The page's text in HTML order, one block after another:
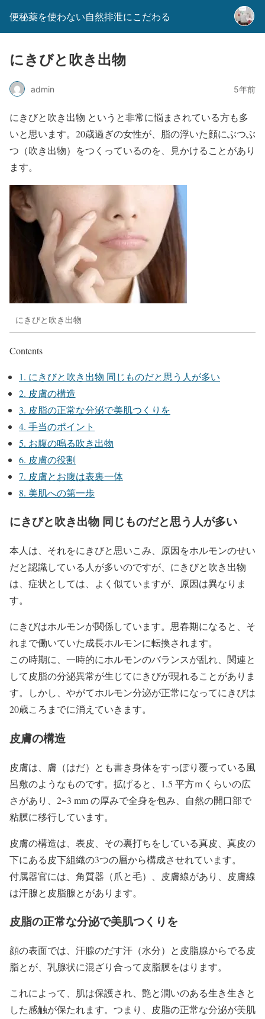
便秘薬を使わない自然排泄にこだわる
にきびと吹き出物
admin 5年前
にきびと吹き出物 というと非常に悩まされている方も多
いと思います。20歳過ぎの女性が、脂の浮いた顔にぶつぶ
つ（吹き出物）をつくっているのを、見かけることがあり
ます。
にきびと吹き出物
Contents
1. にきびと吹き出物 同じものだと思う人が多い
2. 皮膚の構造
3. 皮脂の正常な分泌で美肌つくりを
4. 手当のポイント
5. お腹の鳴る吹き出物
6. 皮膚の役割
7. 皮膚とお腹は表裏一体
8. 美肌への第一歩
にきびと吹き出物 同じものだと思う人が多い
本人は、それをにきびと思いこみ、原因をホルモンのせい
だと認識している人が多いのですが、にきびと吹き出物
は、症状としては、よく似ていますが、原因は異なりま
す。
にきびはホルモンが関係しています。思春期になると、そ
れまで働いていた成長ホルモンに転換されます。
この時期に、一時的にホルモンのバランスが乱れ、関連と
して皮脂の分泌異常が生じてにきびが現れることがありま
す。しかし、やがてホルモン分泌が正常になってにきびは
20歳ころまでに消えていきます。
皮膚の構造
皮膚は、膚（はだ）とも書き身体をすっぽり覆っている風
呂敷のようなものです。拡げると、1.5 平方ｍくらいの広
さがあり、2~3 mm の厚みで全身を包み、自然の開口部で
粘膜に移行しています。
皮膚の構造は、表皮、その裏打ちをしている真皮、真皮の
下にある皮下組織の3つの層から構成させれています。
付属器官には、角質器（爪と毛）、皮膚線があり、皮膚線
は汗腺と皮脂腺とがあります。
皮脂の正常な分泌で美肌つくりを
顔の表面では、汗腺のだす汗（水分）と皮脂腺からでる皮
脂とが、乳腺状に混ざり合って皮脂膜をはります。
これによって、肌は保護され、艶と潤いのある生き生きと
した感触が保たれます。つまり、皮脂の正常な分泌が美肌